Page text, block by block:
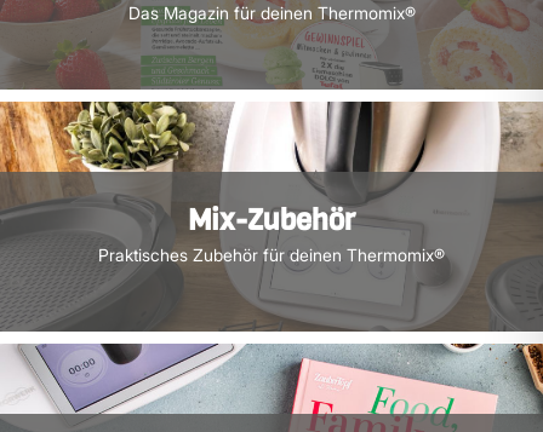
Das Magazin für deinen Thermomix®
Mix-Zubehör
Praktisches Zubehör für deinen Thermomix®